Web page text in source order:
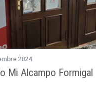
2024
Mi Alcampo Formigal